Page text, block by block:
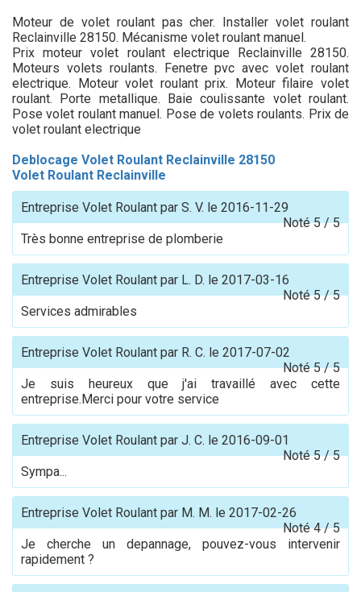
Moteur de volet roulant pas cher. Installer volet roulant
Reclainville 28150. Mécanisme volet roulant manuel.
Prix moteur volet roulant electrique Reclainville 28150.
Moteurs volets roulants. Fenetre pvc avec volet roulant
electrique. Moteur volet roulant prix. Moteur filaire volet
roulant. Porte metallique. Baie coulissante volet roulant.
Pose volet roulant manuel. Pose de volets roulants. Prix de
volet roulant electrique
Deblocage Volet Roulant Reclainville 28150
Volet Roulant Reclainville
Entreprise Volet Roulant par S. V. le 2016-11-29
Noté5/5
Très bonne entreprise de plomberie
Entreprise Volet Roulant par L. D. le 2017-03-16
Noté5/5
Services admirables
Entreprise Volet Roulant par R. C. le 2017-07-02
Noté5/5
Je suis heureux que j'ai travaillé avec cette
entreprise.Merci pour votre service
Entreprise Volet Roulant par J. C. le 2016-09-01
Noté5/5
Sympa...
Entreprise Volet Roulant par M. M. le 2017-02-26
Noté4/5
Je cherche un depannage, pouvez-vous intervenir
rapidement ?